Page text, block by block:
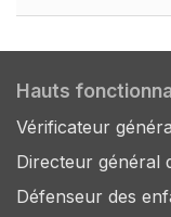
Hauts
Vérificateur
Directeur général
Défenseur des